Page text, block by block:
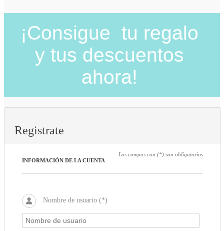
¡Consigue tu regalo
y tus descuentos
ahora!
Registrate
Los campos con (*) son obligatorios
INFORMACIÓN DE LA CUENTA
Nombre de usuario (*)